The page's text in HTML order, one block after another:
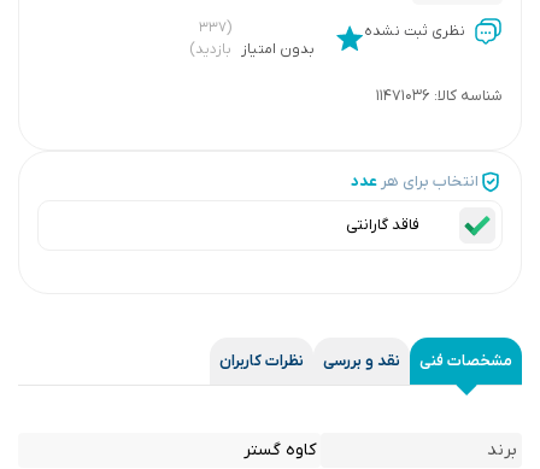
نظری ثبت نشده
بدون امتیاز
(۳۳۷
بازدید)
شناسه کالا: 11471036
انتخاب برای هر عدد
فاقد گارانتی
مشخصات فنی نقد و بررسی نظرات کاربران
برند
کاوه گستر